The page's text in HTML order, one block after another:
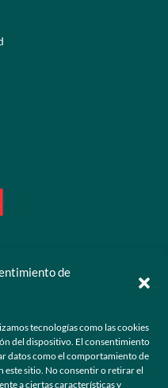
de
tecnologías como las cookies
del dispositivo. El consentimiento
datos como el comportamiento de
este sitio. No consentir o retirar el
a ciertas características y